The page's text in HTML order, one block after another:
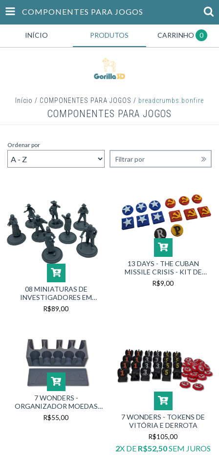
COMPONENTES PARA JOGOS
INÍCIO PRODUTOS CARRINHO 0
Início / COMPONENTES PARA JOGOS / breadcrumbs.bonfire
COMPONENTES PARA JOGOS
Ordenar por
Filtrar por
08 MINIATURAS DE
INVESTIGADORES EM
RESINA
R$89,00
13 DAYS - THE CUBAN
MISSILE CRISIS - KIT DE
MARCADORES
R$9,00
7 WONDERS -
ORGANIZADOR MOEDAS
(BASE + EXPANSÕES)
R$55,00
7 WONDERS - TOKENS DE
VITÓRIA E DERROTA
R$105,00
2X DE R$52,50SEM JUROS